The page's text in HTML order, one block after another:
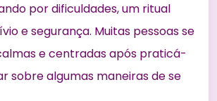
por dificuldades, um ritual
e segurança. Muitas pessoas se
e centradas após praticá-
sobre algumas maneiras de se